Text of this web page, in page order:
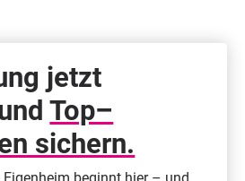
jetzt
Top–
sichern.